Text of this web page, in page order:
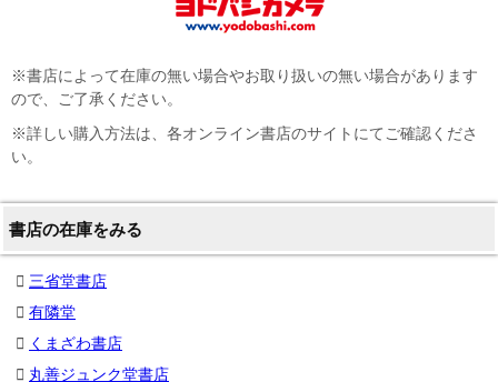
※書店によって在庫の無い場合やお取り扱いの無い場合があります
ので、ご了承ください。
※詳しい購入方法は、各オンライン書店のサイトにてご確認くださ
い。
書店の在庫をみる
三省堂書店
有隣堂
くまざわ書店
丸善ジュンク堂書店